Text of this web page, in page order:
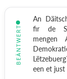
BEÄNTWERT
An
fir de
mengen
een et just